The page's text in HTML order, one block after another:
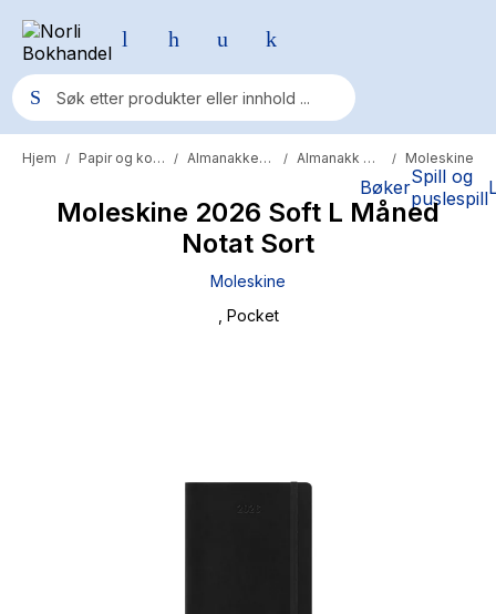
BøkerSpill og
puslespill
Populære søk
Pokemon
Fury Bound - Sable Sorensen
Hjem / Papir og kontor / Almanakker og kalendere / Almanakk og kalenderbok / Moleskine
Moleskine 2026 Soft L Måned
Notat Sort
Moleskine
, Pocket